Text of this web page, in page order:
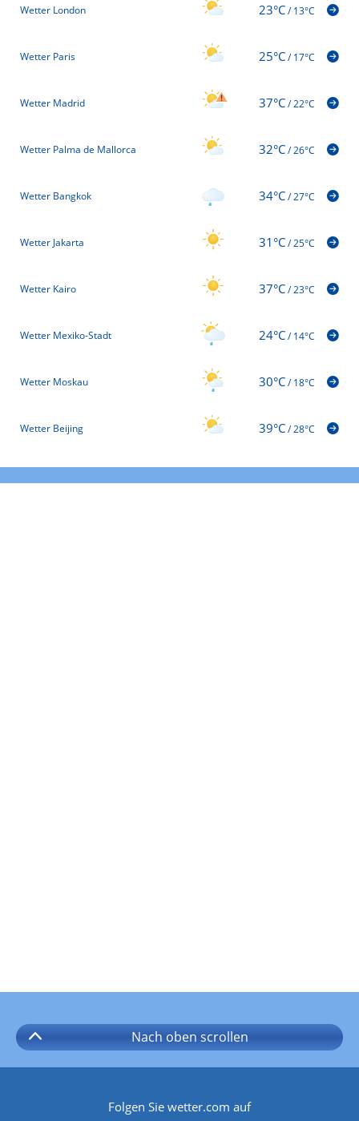
Wetter London 23°C/13°C
Wetter Paris 25°C/17°C
Wetter Madrid 37°C/22°C
Wetter Palma de Mallorca 32°C/26°C
Wetter Bangkok 34°C/27°C
Wetter Jakarta 31°C/25°C
Wetter Kairo 37°C/23°C
Wetter Mexiko-Stadt 24°C/14°C
Wetter Moskau 30°C/18°C
Wetter Beijing 39°C/28°C
Nach oben scrollen
Folgen Sie wetter.com auf